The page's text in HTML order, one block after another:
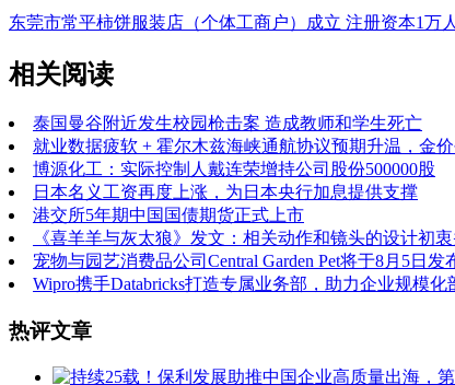
东莞市常平柿饼服装店（个体工商户）成立 注册资本1万
相关阅读
泰国曼谷附近发生校园枪击案 造成教师和学生死亡
就业数据疲软 + 霍尔木兹海峡通航协议预期升温，金
博源化工：实际控制人戴连荣增持公司股份500000股
日本名义工资再度上涨，为日本央行加息提供支撑
港交所5年期中国国债期货正式上市
《喜羊羊与灰太狼》发文：相关动作和镜头的设计初
宠物与园艺消费品公司Central Garden Pet将于8月5日
Wipro携手Databricks打造专属业务部，助力企业规模化
热评文章